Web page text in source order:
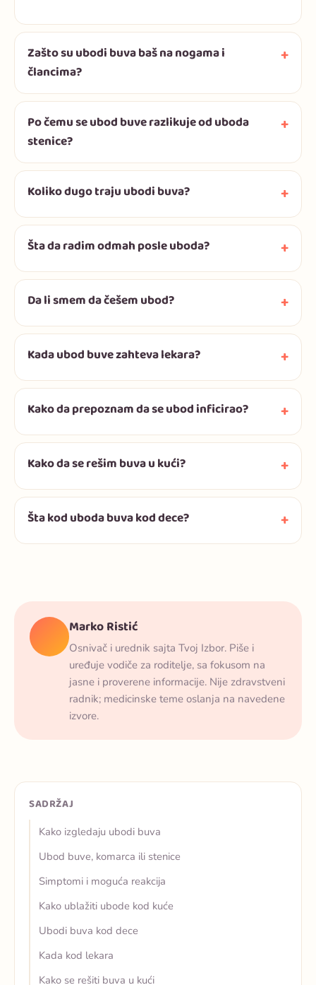
Zašto su ubodi buva baš na nogama i
člancima?
Po čemu se ubod buve razlikuje od uboda
stenice?
Koliko dugo traju ubodi buva?
Šta da radim odmah posle uboda?
Da li smem da češem ubod?
Kada ubod buve zahteva lekara?
Kako da prepoznam da se ubod inficirao?
Kako da se rešim buva u kući?
Šta kod uboda buva kod dece?
Marko Ristić
Osnivač i urednik sajta Tvoj Izbor. Piše i
uređuje vodiče za roditelje, sa fokusom na
jasne i proverene informacije. Nije zdravstveni
radnik; medicinske teme oslanja na navedene
izvore.
SADRŽAJ
Kako izgledaju ubodi buva
Ubod buve, komarca ili stenice
Simptomi i moguća reakcija
Kako ublažiti ubode kod kuće
Ubodi buva kod dece
Kada kod lekara
Kako se rešiti buva u kući